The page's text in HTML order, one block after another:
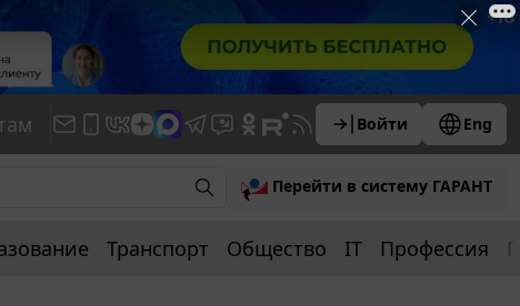
Войти Eng
Перейти в систему ГАРАНТ
Транспорт Общество IT Профессия